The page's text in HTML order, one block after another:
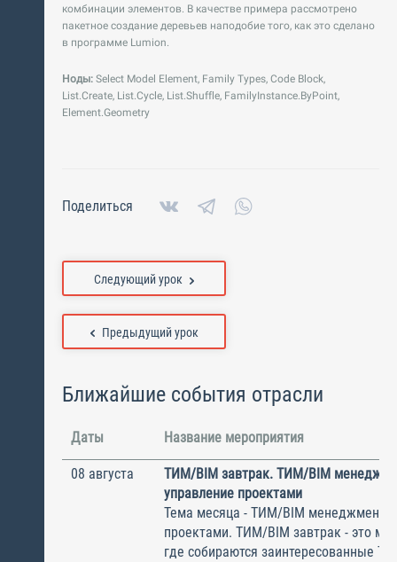
комбинации элементов. В качестве примера рассмотрено
пакетное создание деревьев наподобие того, как это сделано
в программе Lumion.
Ноды: Select Model Element, Family Types, Code Block,
List.Create, List.Cycle, List.Shuffle, FamilyInstance.ByPoint,
Element.Geometry
Поделиться
Предыдущий урок
Следующий урок
Ближайшие события отрасли
Даты Название мероприятия
08 августа
ТИМ/BIM завтрак. ТИМ/BIM
управление проектами
Тема месяца - ТИМ/BIM менеджмент и
проектами. ТИМ/BIM завтрак - это
где собираются заинтересованные